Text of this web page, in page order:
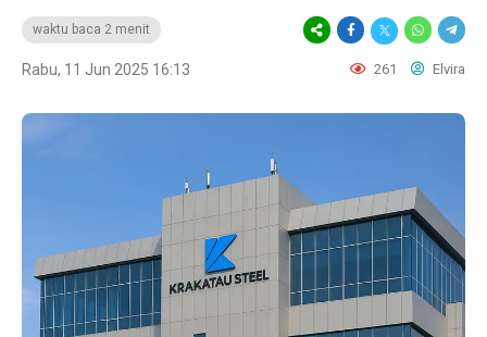
waktu baca 2 menit
Rabu, 11 Jun 2025 16:13 261 Elvira